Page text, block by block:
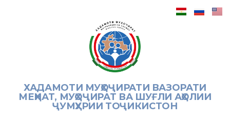
ХАДАМОТИ МУҲОҶИРАТИ ВАЗОРАТИ
МЕҲНАТ, МУҲОҶИРАТ ВА ШУҒЛИ АҲОЛИИ
ҶУМҲУРИИ ТОҶИКИСТОН